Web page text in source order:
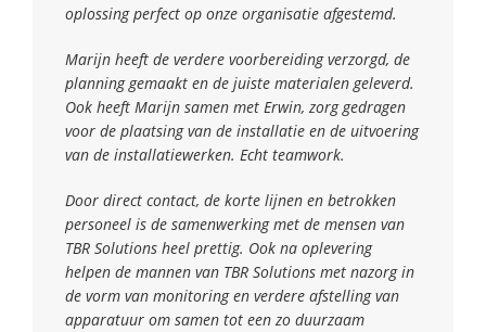
oplossing perfect op onze organisatie afgestemd.
Marijn heeft de verdere voorbereiding verzorgd, de
planning gemaakt en de juiste materialen geleverd.
Ook heeft Marijn samen met Erwin, zorg gedragen
voor de plaatsing van de installatie en de uitvoering
van de installatiewerken. Echt teamwork.
Door direct contact, de korte lijnen en betrokken
personeel is de samenwerking met de mensen van
TBR Solutions heel prettig. Ook na oplevering
helpen de mannen van TBR Solutions met nazorg in
de vorm van monitoring en verdere afstelling van
apparatuur om samen tot een zo duurzaam